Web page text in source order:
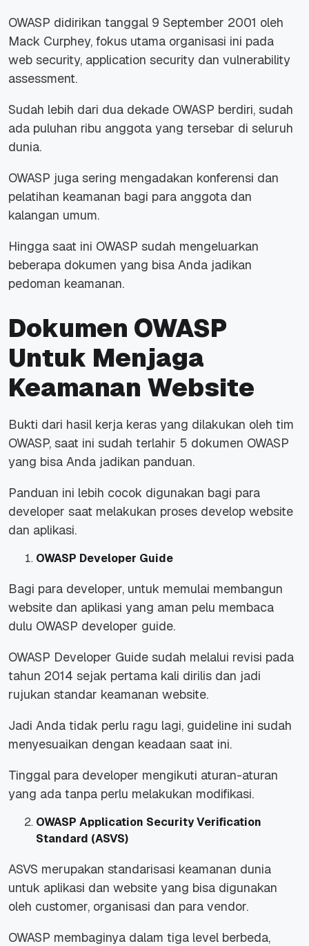
OWASP didirikan tanggal 9 September 2001 oleh
Mack Curphey, fokus utama organisasi ini pada
web security, application security dan vulnerability
assessment.
Sudah lebih dari dua dekade OWASP berdiri, sudah
ada puluhan ribu anggota yang tersebar di seluruh
dunia.
OWASP juga sering mengadakan konferensi dan
pelatihan keamanan bagi para anggota dan
kalangan umum.
Hingga saat ini OWASP sudah mengeluarkan
beberapa dokumen yang bisa Anda jadikan
pedoman keamanan.
Dokumen OWASP
Untuk Menjaga
Keamanan Website
Bukti dari hasil kerja keras yang dilakukan oleh tim
OWASP, saat ini sudah terlahir 5 dokumen OWASP
yang bisa Anda jadikan panduan.
Panduan ini lebih cocok digunakan bagi para
developer saat melakukan proses develop website
dan aplikasi.
OWASP Developer Guide
Bagi para developer, untuk memulai membangun
website dan aplikasi yang aman pelu membaca
dulu OWASP developer guide.
OWASP Developer Guide sudah melalui revisi pada
tahun 2014 sejak pertama kali dirilis dan jadi
rujukan standar keamanan website.
Jadi Anda tidak perlu ragu lagi, guideline ini sudah
menyesuaikan dengan keadaan saat ini.
Tinggal para developer mengikuti aturan-aturan
yang ada tanpa perlu melakukan modifikasi.
OWASP Application Security Verification
Standard (ASVS)
ASVS merupakan standarisasi keamanan dunia
untuk aplikasi dan website yang bisa digunakan
oleh customer, organisasi dan para vendor.
OWASP membaginya dalam tiga level berbeda,